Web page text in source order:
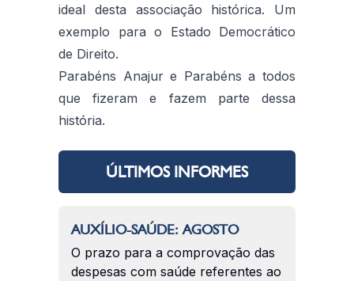
ideal desta associação histórica. Um
exemplo para o Estado Democrático
de Direito.
Parabéns Anajur e Parabéns a todos
que fizeram e fazem parte dessa
história.
ÚLTIMOS INFORMES
AUXÍLIO-SAÚDE: AGOSTO
O prazo para a comprovação das
despesas com saúde referentes ao